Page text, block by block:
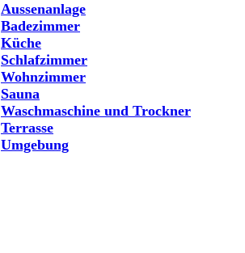
Aussenanlage
Badezimmer
Küche
Schlafzimmer
Wohnzimmer
Sauna
Waschmaschine und Trockner
Terrasse
Umgebung